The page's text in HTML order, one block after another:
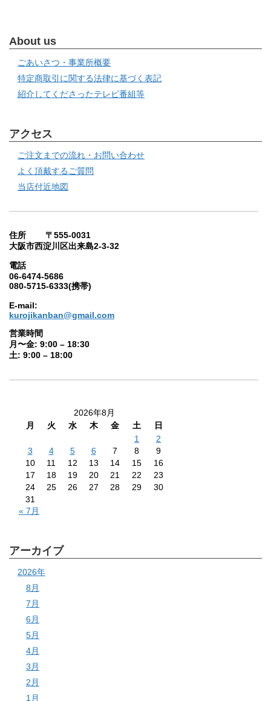
About us
ごあいさつ・事業所概要
特定商取引に関する法律に基づく表記
紹介してくださったテレビ番組等
アクセス
ご注文までの流れ・お問い合わせ
よく頂戴するご質問
当店付近地図
住所 〒555-0031
大阪市西淀川区出来島2-3-32
電話
06-6474-5686
080-5715-6333(携帯)
E-mail:
kurojikanban@gmail.com
営業時間
月〜金: 9:00 – 18:30
土: 9:00 – 18:00
2026年8月
月
火 水 木 金 土
日
1
2
3
4 5 6 7 8
9
10
11 12 13 14 15
16
17
18 19 20 21 22
23
24
25 26 27 28 29
30
31
« 7月
アーカイブ
2026年
8月
7月
6月
5月
4月
3月
2月
1月